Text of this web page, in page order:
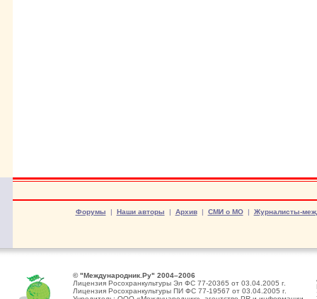
Форумы | Наши авторы | Архив| СМИ о МО| Журналисты-
© "Международник.Ру" 2004–2006
Лицензия Росохранкультуры Эл ФС 77-20365 от 03.04.2005 г.
Лицензия Росохранкультуры ПИ ФС 77-19567 от 03.04.2005 г.